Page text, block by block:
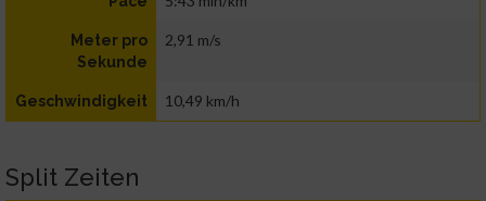
Meter pro
Sekunde
2,91 m/s
Geschwindigkeit 10,49 km/h
Split Zeiten